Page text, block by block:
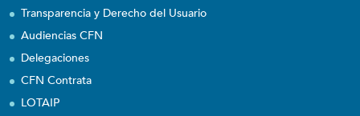
Transparencia y Derecho del Usuario
Audiencias CFN
Delegaciones
CFN Contrata
LOTAIP